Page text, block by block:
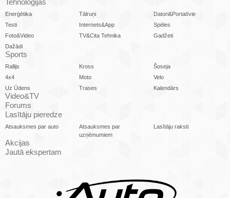
Tehnoloģijas
Enerģētika Tālruņi
Datori&Portatīvie
Testi
Internets&App
Spēles
Foto&Video
TV&Cita Tehnika
Gadžeti
Dažādi
Sports
Rallijs Kross
Šoseja
4x4
Moto
Velo
Uz Ūdens
Trases Kalendārs
Video&TV
Forums
Lasītāju pieredze
Atsauksmes par auto
Atsauksmes par
uzņēmumiem
Lasītāju raksti
Akcijas
Jautā ekspertam